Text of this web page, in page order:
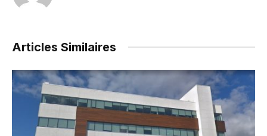
Articles Similaires